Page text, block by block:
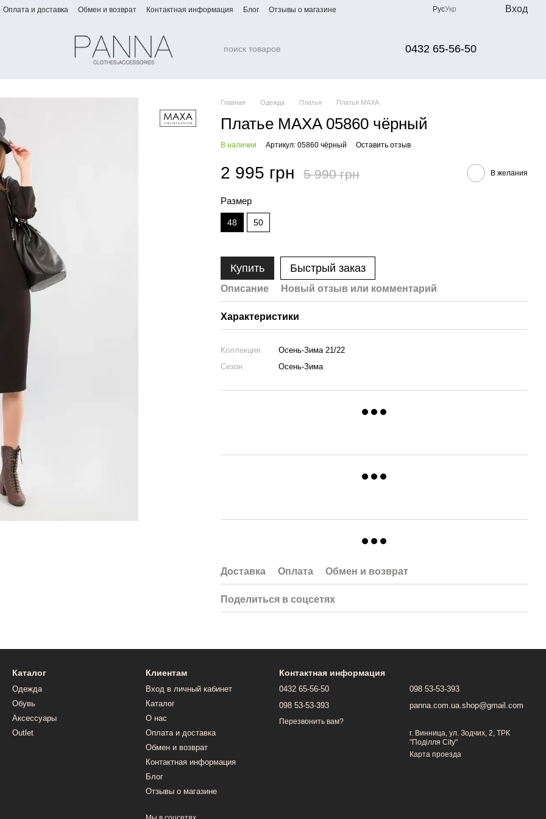
Оплата и доставка Обмен и возврат Контактная информация Блог Отзывы о магазине РусУкр Вход
0432 65-56-50
Главная Одежда Платья Платья МАХА
Платье MAXA 05860 чёрный
В наличии Артикул: 05860 чёрный Оставить отзыв
2 995 грн 5 990 грн В желания
Размер
48 50
Купить Быстрый заказ
Описание Новый отзыв или комментарий
Характеристики
Коллекция
Осень-Зима 21/22
Сезон
Осень-Зима
Доставка Оплата Обмен и возврат
Поделиться в соцсетях
Каталог
Одежда
Обувь
Аксессуары
Outlet
Клиентам
Вход в личный кабинет
Каталог
О нас
Оплата и доставка
Обмен и возврат
Контактная информация
Блог
Отзывы о магазине
Контактная информация
0432 65-56-50
098 53-53-393
Перезвонить вам?
098 53-53-393
panna.com.ua.shop@gmail.com
г. Винница, ул. Зодчих, 2, ТРК
"Поділля City"
Карта проезда